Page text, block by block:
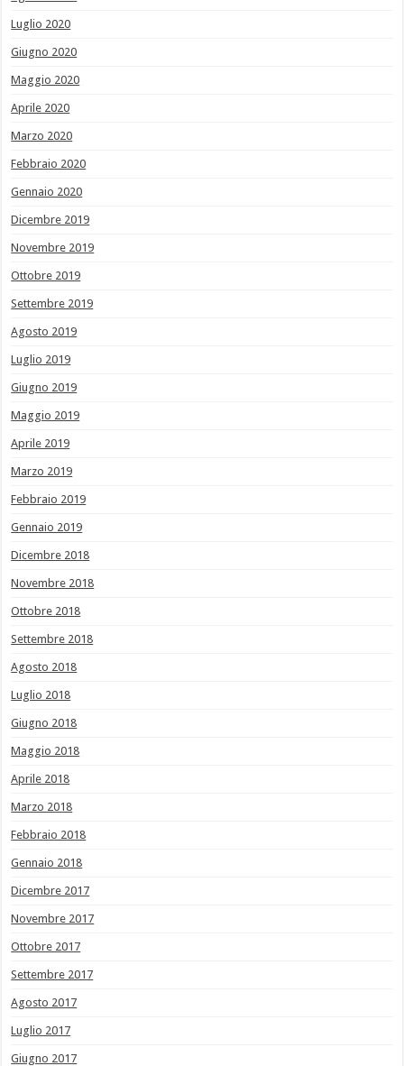
Luglio 2020
Giugno 2020
Maggio 2020
Aprile 2020
Marzo 2020
Febbraio 2020
Gennaio 2020
Dicembre 2019
Novembre 2019
Ottobre 2019
Settembre 2019
Agosto 2019
Luglio 2019
Giugno 2019
Maggio 2019
Aprile 2019
Marzo 2019
Febbraio 2019
Gennaio 2019
Dicembre 2018
Novembre 2018
Ottobre 2018
Settembre 2018
Agosto 2018
Luglio 2018
Giugno 2018
Maggio 2018
Aprile 2018
Marzo 2018
Febbraio 2018
Gennaio 2018
Dicembre 2017
Novembre 2017
Ottobre 2017
Settembre 2017
Agosto 2017
Luglio 2017
Giugno 2017